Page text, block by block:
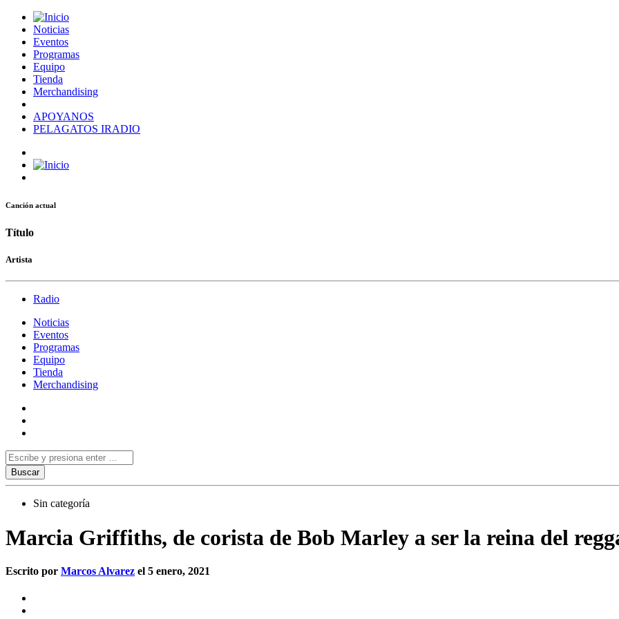
Noticias
Eventos
Programas
Equipo
Tienda
Merchandising
APOYANOS
PELAGATOS IRADIO
Canción actual
Título
Artista
Radio
Noticias
Eventos
Programas
Equipo
Tienda
Merchandising
Sin categoría
Marcia Griffiths, de corista de Bob Marley a ser la reina del
Escrito por Marcos Alvarez el 5 enero, 2021